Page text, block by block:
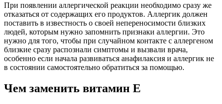
При появлении аллергической реакции необходимо сразу же
отказаться от содержащих его продуктов. Аллергик должен
поставить в известность о своей непереносимости близких
людей, которым нужно запомнить признаки аллергии. Это
нужно для того, чтобы при случайном контакте с аллергеном
близкие сразу распознали симптомы и вызвали врача,
особенно если начала развиваться анафилаксия и аллергик не
в состоянии самостоятельно обратиться за помощью.
Чем заменить витамин Е